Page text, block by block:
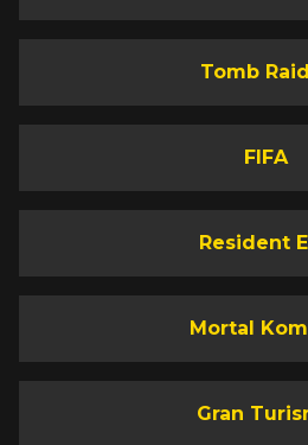
Tomb
FIFA
Resident
Mortal
Gran